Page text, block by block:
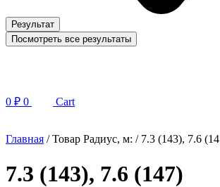
Результат
Посмотреть все результаты
0 ₽ 0 Cart
Главная / Товар Радиус, м: / 7.3 (143), 7.6
7.3 (143), 7.6 (147)